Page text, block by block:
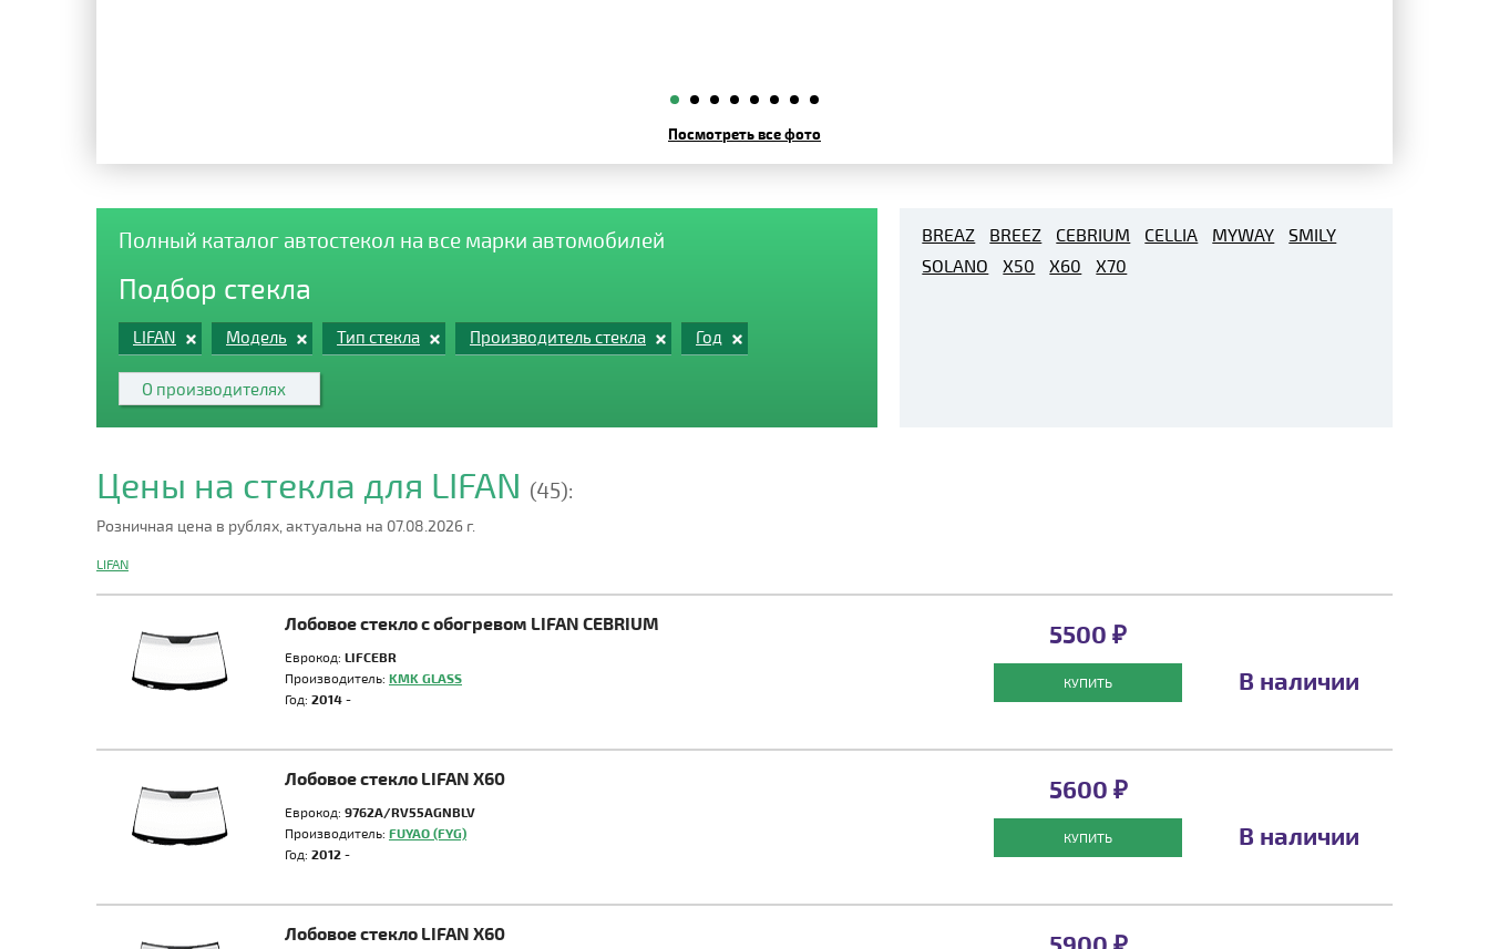
Посмотреть все фото
Полный каталог автостекол на все марки автомобилей
Подбор стекла
LIFAN Модель Тип стекла Производитель стекла Год
О производителях
BREAZ BREEZ CEBRIUM CELLIA MYWAY
SMILY
SOLANO
X50 X60 X70
Цены на стекла для LIFAN (45):
Розничная цена в рублях, актуальна на 07.08.2026 г.
LIFAN
Лобовое стекло с обогревом LIFAN CEBRIUM
Еврокод: LIFCEBR
Производитель: KMK GLASS
Год: 2014 -
5500 ₽
КУПИТЬ В наличии
Лобовое стекло LIFAN X60
Еврокод: 9762A/RV55AGNBLV
Производитель: FUYAO (FYG)
Год: 2012 -
5600 ₽
КУПИТЬ В наличии
Лобовое стекло LIFAN X60